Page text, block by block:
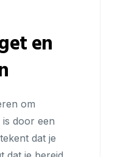
en
om
door een
dat je